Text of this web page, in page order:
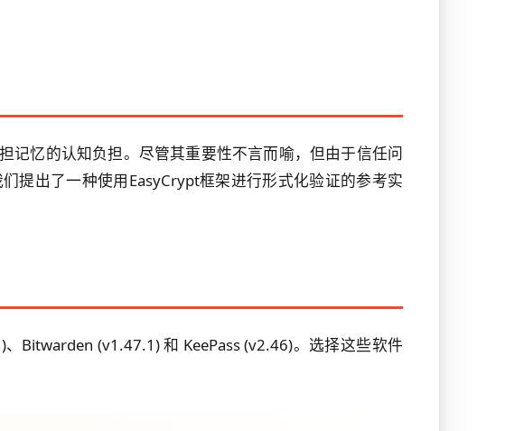
记忆的认知负担。尽管其重要性不言而喻，但由于信任问
提出了一种使用EasyCrypt框架进行形式化验证的参考实
Bitwarden (v1.47.1) 和 KeePass (v2.46)。选择这些软件